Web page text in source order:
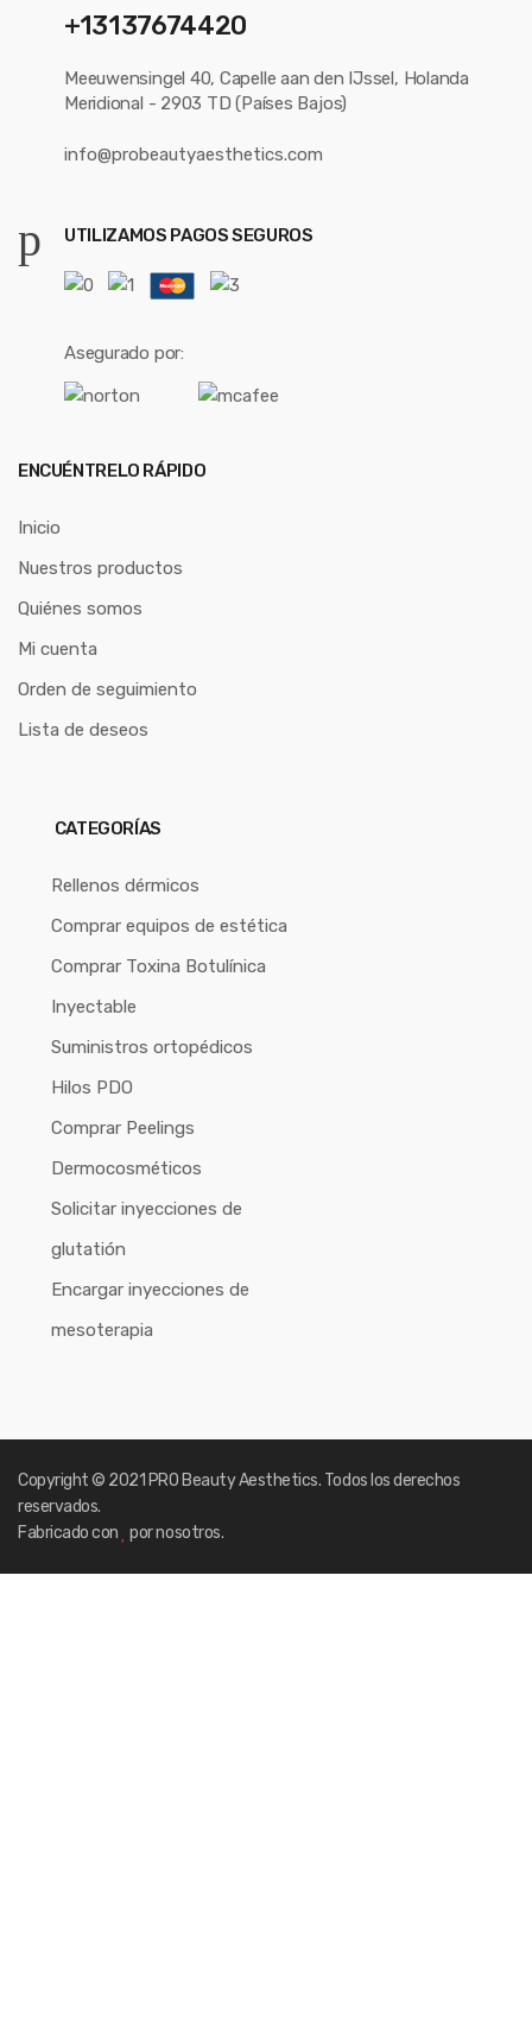
+13137674420
Meeuwensingel 40, Capelle aan den IJssel, Holanda
Meridional - 2903 TD (Países Bajos)
info@probeautyaesthetics.com
UTILIZAMOS PAGOS SEGUROS
Asegurado por:
ENCUÉNTRELO RÁPIDO
Inicio
Nuestros productos
Quiénes somos
Mi cuenta
Orden de seguimiento
Lista de deseos
CATEGORÍAS
Rellenos dérmicos
Comprar equipos de estética
Comprar Toxina Botulínica
Inyectable
Suministros ortopédicos
Hilos PDO
Comprar Peelings
Dermocosméticos
Solicitar inyecciones de
glutatión
Encargar inyecciones de
mesoterapia
Copyright © 2021 PRO Beauty Aesthetics. Todos los derechos
reservados.
Fabricado con por nosotros.